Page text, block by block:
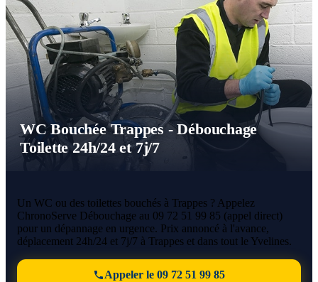
WC Bouchée Trappes - Débouchage
Toilette 24h/24 et 7j/7
Un WC ou des toilettes bouchés à Trappes ? Appelez
ChronoServe Débouchage au 09 72 51 99 85 (appel direct)
pour un dépannage en urgence. Prix annoncé à l'avance,
déplacement 24h/24 et 7j/7 à Trappes et dans tout le Yvelines.
Appeler le 09 72 51 99 85